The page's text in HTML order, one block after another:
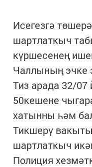
Исегезгә
шартлаткыч
күршесенең
Чаллының эчке
Тиз арада 32/07
50кешене
хатынны һәм
Тикшерү
шартлаткыч
Полиция